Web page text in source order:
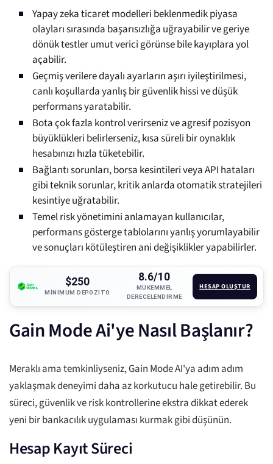
Yapay zeka ticaret modelleri beklenmedik piyasa
olayları sırasında başarısızlığa uğrayabilir ve geriye
dönük testler umut verici görünse bile kayıplara yol
açabilir.
Geçmiş verilere dayalı ayarların aşırı iyileştirilmesi,
canlı koşullarda yanlış bir güvenlik hissi ve düşük
performans yaratabilir.
Bota çok fazla kontrol verirseniz ve agresif pozisyon
büyüklükleri belirlerseniz, kısa süreli bir oynaklık
hesabınızı hızla tüketebilir.
Bağlantı sorunları, borsa kesintileri veya API hataları
gibi teknik sorunlar, kritik anlarda otomatik stratejileri
kesintiye uğratabilir.
Temel risk yönetimini anlamayan kullanıcılar,
performans gösterge tablolarını yanlış yorumlayabilir
ve sonuçları kötüleştiren ani değişiklikler yapabilirler.
$250
MINIMUM DEPOZITO
8.6/10
MÜKEMMEL
DERECELENDIRME
HESAP OLUŞTUR
Gain Mode Ai'ye Nasıl Başlanır?
Meraklı ama temkinliyseniz, Gain Mode AI'ya adım adım
yaklaşmak deneyimi daha az korkutucu hale getirebilir. Bu
süreci, güvenlik ve risk kontrollerine ekstra dikkat ederek
yeni bir bankacılık uygulaması kurmak gibi düşünün.
Hesap Kayıt Süreci